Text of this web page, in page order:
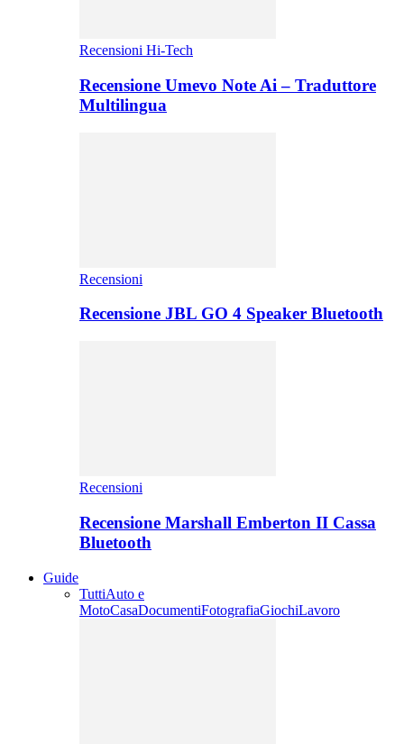
Recensioni Hi-Tech
Recensione Umevo Note Ai – Traduttore
Multilingua
Recensioni
Recensione JBL GO 4 Speaker Bluetooth
Recensioni
Recensione Marshall Emberton II Cassa
Bluetooth
Guide
TuttiAuto e
MotoCasaDocumentiFotografiaGiochiLavoro